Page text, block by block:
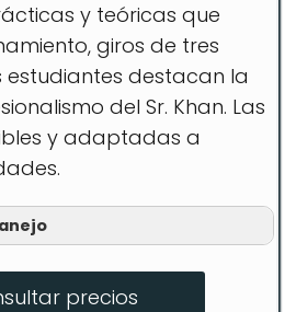
y teóricas que
giros de tres
estudiantes destacan la
del Sr. Khan. Las
y adaptadas a
precios